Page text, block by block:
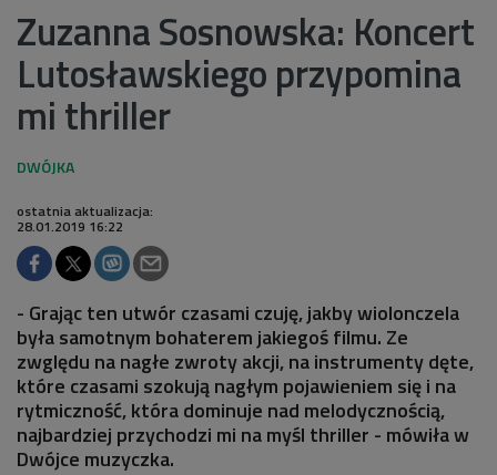
Zuzanna Sosnowska: Koncert
Lutosławskiego przypomina
mi thriller
ostatnia aktualizacja:
28.01.2019 16:22
- Grając ten utwór czasami czuję, jakby wiolonczela
była samotnym bohaterem jakiegoś filmu. Ze
zwględu na nagłe zwroty akcji, na instrumenty dęte,
które czasami szokują nagłym pojawieniem się i na
rytmiczność, która dominuje nad melodycznością,
najbardziej przychodzi mi na myśl thriller - mówiła w
Dwójce muzyczka.